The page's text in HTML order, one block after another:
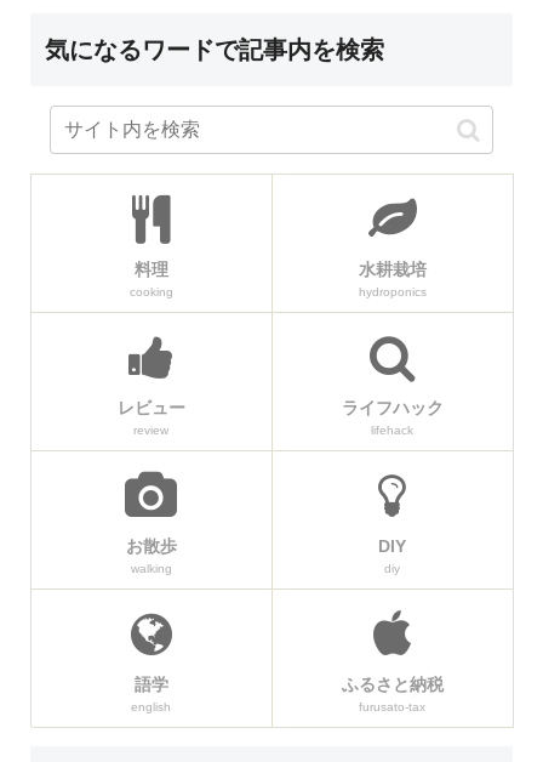
気になるワードで記事内を検索
料理
cooking
水耕栽培
hydroponics
レビュー
review
ライフハック
lifehack
お散歩
walking
DIY
diy
語学
english
ふるさと納税
furusato-tax